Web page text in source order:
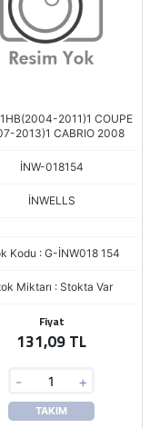
2011)1 COUPE
2013)1 CABRIO 2008
İNW-018154
İNWELLS
Kodu : G-İNW018 154
Miktarı : Stokta Var
Fiyat
131,09 TL
- +
TAKIM